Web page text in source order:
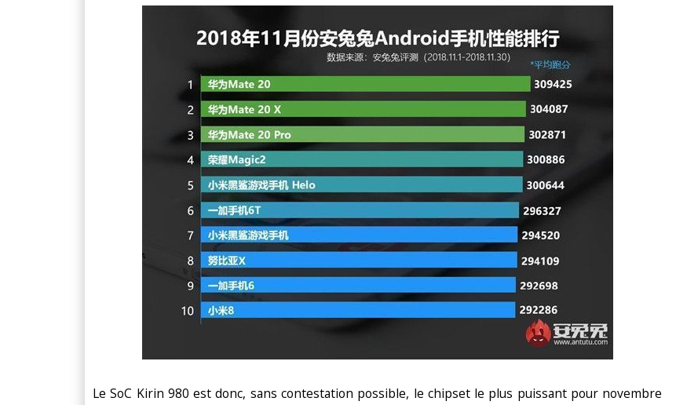
Le SoC Kirin 980 est donc, sans contestation possible, le chipset le plus puissant pour novembre